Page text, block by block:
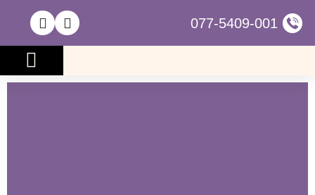
077-5409-001